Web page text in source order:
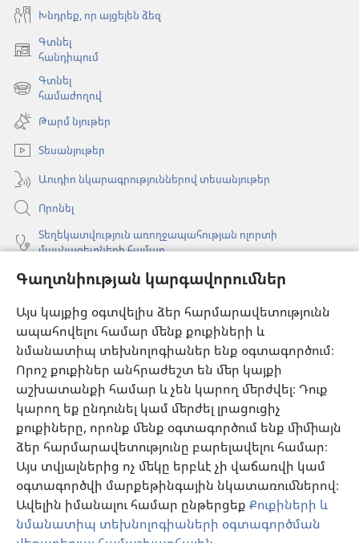
Գաղտնիության կարգավորումներ
Այս կայքից օգտվելիս ձեր հարմարավետությունն
ապահովելու համար մենք քուքիների և
նմանատիպ տեխնոլոգիաներ ենք օգտագործում։
Որոշ քուքիներ անհրաժեշտ են մեր կայքի
աշխատանքի համար և չեն կարող մերժվել։ Դուք
կարող եք ընդունել կամ մերժել լրացուցիչ
քուքիները, որոնք մենք օգտագործում ենք միմիայն
ձեր հարմարավետությունը բարելավելու համար։
Այս տվյալներից ոչ մեկը երբևէ չի վաճառվի կամ
օգտագործվի մարքեթինգային նկատառումներով։
Ավելին իմանալու համար ընթերցեք Քուքիների և
նմանատիպ տեխնոլոգիաների օգտագործման
Խնդրեք, որ այցելեն ձեզ
Գտնել
հանդիպում
(բացվում
նոր
պատուհան)
Գտնել
համաժողով
(բացվում
նոր
պատուհան)
Թարմ նյութեր
Տեսանյութեր
Աուդիո նկարագրություններով տեսանյութեր
Որոնել
Տեղեկատվություն առողջապահության ոլորտի
մասնագետների համար
Գլոբալ հաղորդակցություն
Օգնություն
Նվիրատվություններ
(բացվում
է
նոր
պատուհան)
Դիտարանի ՕՆԼԱՅՆ ԳՐԱԴԱՐԱՆ
(բացվում
է
նոր
պատուհան)
JW Hub
(բացվում
է
նոր
պատուհան)
JW Library® հավելված
Watchtower Library